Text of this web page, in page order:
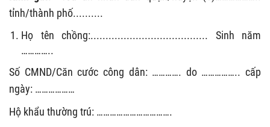
tỉnh/thành phố..........
Họ tên chồng:....................................... Sinh năm
…………..
Số CMND/Căn cước công dân: …………. do …………….. cấp
ngày: ………………
Hộ khẩu thường trú: …………………………….